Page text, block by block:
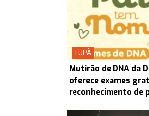
TUPÃ
Mutirão de DNA da
oferece exames
reconhecimento de